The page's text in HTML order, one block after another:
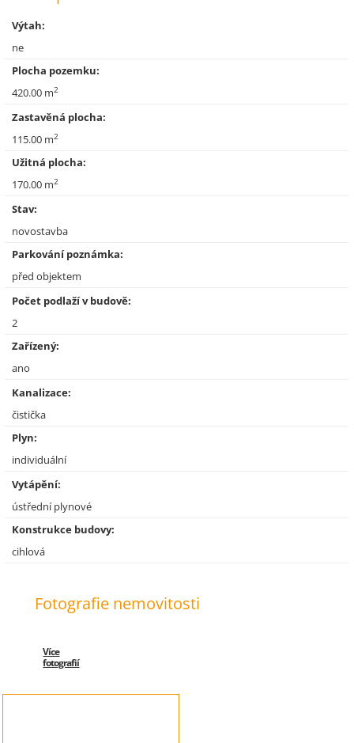
Výtah:
ne
Plocha pozemku:
420.00 m2
Zastavěná plocha:
115.00 m2
Užitná plocha:
170.00 m2
Stav:
novostavba
Parkování poznámka:
před objektem
Počet podlaží v budově:
2
Zařízený:
ano
Kanalizace:
čistička
Plyn:
individuální
Vytápění:
ústřední plynové
Konstrukce budovy:
cihlová
Fotografie nemovitosti
Více
fotografií